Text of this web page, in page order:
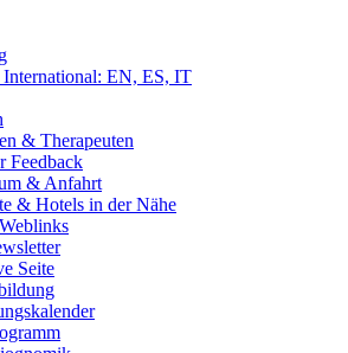
International: EN, ES, IT
& Therapeuten
Feedback
& Anfahrt
& Hotels in der Nähe
Weblinks
Seite